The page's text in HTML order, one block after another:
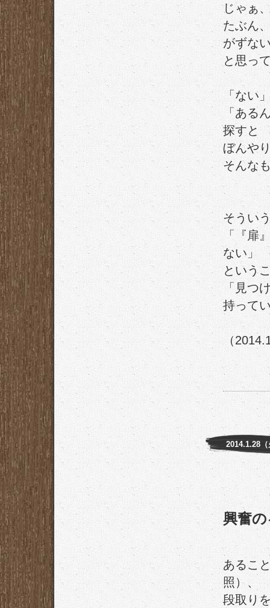
じゃぁ
たぶん
がずな
と思っ
「ない
「ある
探すと
ぼんや
そんな
そうい
「『扉
ない」
という
「見つ
持って
（
2014.1.28（
興奮
あるこ
照）、
段取り